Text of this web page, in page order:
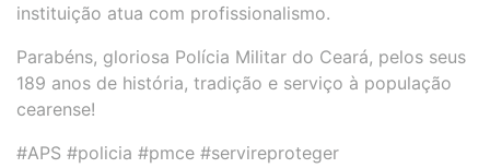
instituição atua com profissionalismo.
Parabéns, gloriosa Polícia Militar do Ceará, pelos seus
189 anos de história, tradição e serviço à população
cearense!
#APS #policia #pmce #servireproteger